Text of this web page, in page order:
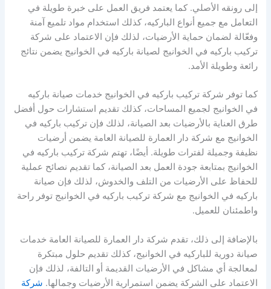
إلى رونقه الأصلي. كما يعتمد فريق العمل على خبرة طويلة في
التعامل مع جميع أنواع الباركيه، كذلك استخدام مواد تلميع آمنة
وفعّالة لضمان حماية الأرضيات، لذلك فإن الاعتماد على شركة
تركيب باركيه في الخوانيج لصيانة باركيه في الخوانيج يضمن نتائج
رائعة وطويلة الأمد.
كما توفر شركة تركيب باركيه في الخوانيج خدمات صيانة باركيه
في الخوانيج لجميع المساحات، كذلك تقديم استشارات حول أفضل
طرق العناية بالأرضيات بعد الصيانة، لذلك فإن تركيب باركيه في
الخوانيج مع شركة دار العمارة للصيانة العامة يضمن أرضيات
نظيفة وجميلة لفترات طويلة. أيضًا، تهتم شركة تركيب باركيه في
الخوانيج بمتابعة جودة العمل بعد الصيانة، كما تقديم نصائح عملية
للحفاظ على الأرضيات من التلف والخدوش، لذلك فإن صيانة
باركيه في الخوانيج مع شركة تركيب باركيه في الخوانيج توفر راحة
واطمئنان للعميل.
بالإضافة إلى ذلك، تقدم شركة دار العمارة للصيانة العامة خدمات
صيانة دورية للباركيه في الخوانيج، كذلك تقديم حلول مبتكرة
لمعالجة أي مشاكل في الأرضيات القديمة أو التالفة، لذلك فإن
الاعتماد على الشركة يضمن استمرارية الأرضيات وجمالها. شركة